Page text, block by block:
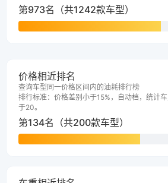
第973名（共1242款车型）
价格相近排名
查询车型同一价格区间内的油耗排行榜
排行标准：价格差别小于15%，自动档，统计
于20。
第134名（共200款车型）